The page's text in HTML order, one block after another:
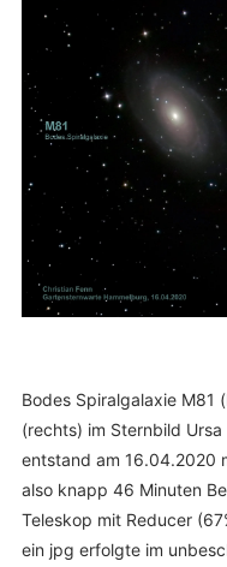
Bodes Spiralgalaxie M81
(rechts) im Sternbild
entstand am 16.04.2020
also knapp 46 Minuten
Teleskop mit Reducer
ein jpg erfolgte im